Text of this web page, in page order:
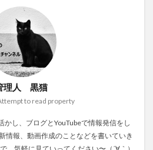
理人 黒猫
to read property
かし、ブログとYouTubeで情報発信をし
情報、動画作成のことなどを書いていき